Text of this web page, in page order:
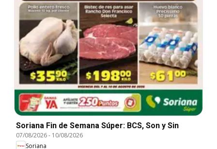
Soriana Fin de Semana Súper: BCS, Son y Sin
07/08/2026- 10/08/2026
Soriana